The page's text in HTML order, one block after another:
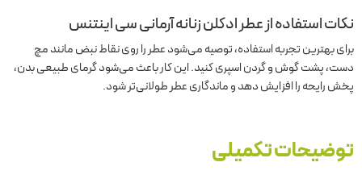
نکات استفاده از عطر ادکلن زنانه آرمانی سی اینتنس
برای بهترین تجربه استفاده، توصیه می‌شود عطر را روی نقاط نبض مانند مچ
دست، پشت گوش و گردن اسپری کنید. این کار باعث می‌شود گرمای طبیعی بدن،
پخش رایحه را افزایش دهد و ماندگاری عطر طولانی‌تر شود.
توضیحات تکمیلی